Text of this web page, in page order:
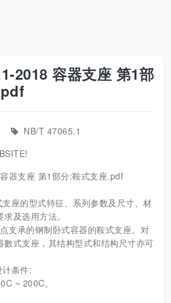
2018 容器支座 第1部
NB/T 47065.1
器支座 第1部分:鞍式支座.pdf
座的型式特征、系列参数及尺寸、材
及选用方法。
支承的钢制卧式容器的鞍式支座。对
數式支座，其结构型式和结构尺寸亦可
条件:
~ 200C。